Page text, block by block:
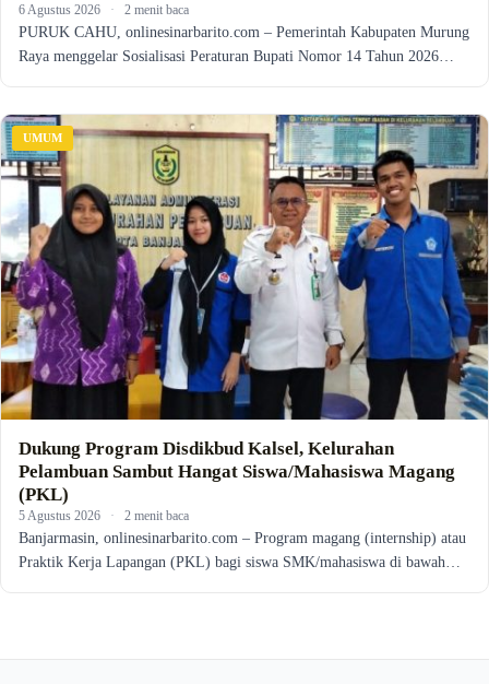
6 Agustus 2026 · 2 menit baca
PURUK CAHU, onlinesinarbarito.com – Pemerintah Kabupaten Murung
Raya menggelar Sosialisasi Peraturan Bupati Nomor 14 Tahun 2026…
UMUM
Dukung Program Disdikbud Kalsel, Kelurahan
Pelambuan Sambut Hangat Siswa/Mahasiswa Magang
(PKL)
5 Agustus 2026 · 2 menit baca
Banjarmasin, onlinesinarbarito.com – Program magang (internship) atau
Praktik Kerja Lapangan (PKL) bagi siswa SMK/mahasiswa di bawah…